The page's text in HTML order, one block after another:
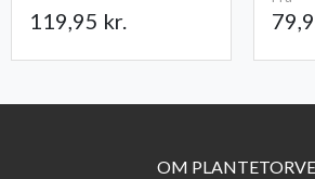
119,95 kr.
OM